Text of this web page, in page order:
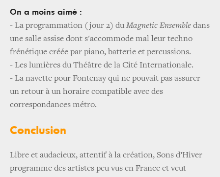
On a moins aimé :
- La programmation (jour 2) du Magnetic Ensemble dans
une salle assise dont s'accommode mal leur techno
frénétique créée par piano, batterie et percussions.
- Les lumières du Théâtre de la Cité Internationale.
- La navette pour Fontenay qui ne pouvait pas assurer
un retour à un horaire compatible avec des
correspondances métro.
Conclusion
Libre et audacieux, attentif à la création, Sons d’Hiver
programme des artistes peu vus en France et veut